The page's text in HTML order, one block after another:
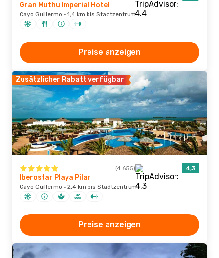
Gran Muthu Imperial Hotel
Cayo Guillermo · 1,4 km bis Stadtzentrum
Preise anzeigen
Zusätzlicher Rabatt verfügbar
(4.655) 4,3
Iberostar Playa Pilar
Cayo Guillermo · 2,4 km bis Stadtzentrum
Preise anzeigen